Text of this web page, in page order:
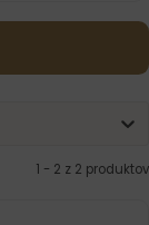
1 - 2 z 2 produktov